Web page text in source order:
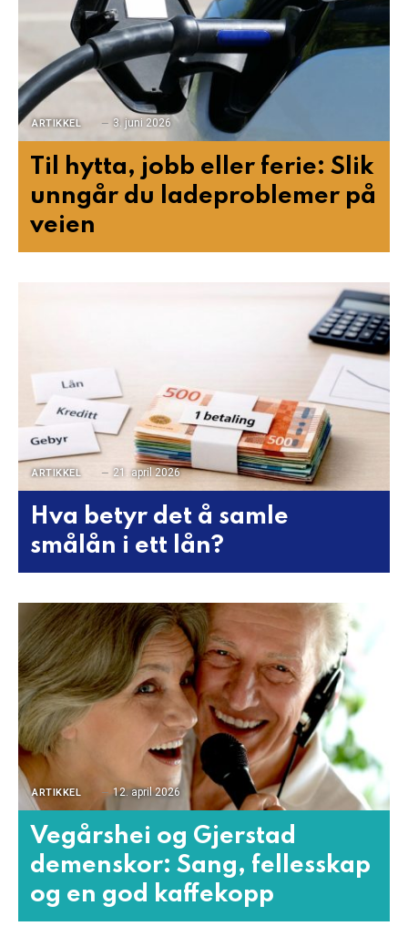
ARTIKKEL 3. juni 2026
Til hytta, jobb eller ferie: Slik
unngår du ladeproblemer på
veien
ARTIKKEL 21. april 2026
Hva betyr det å samle
smålån i ett lån?
ARTIKKEL 12. april 2026
Vegårshei og Gjerstad
demenskor: Sang, fellesskap
og en god kaffekopp